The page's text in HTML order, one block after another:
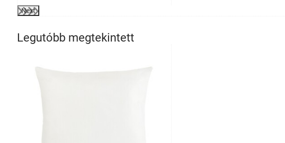
Next
Legutóbb megtekintett